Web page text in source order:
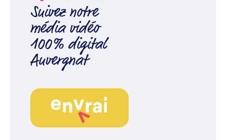
Suivez notre
média vidéo
100% digital
Auvergnat